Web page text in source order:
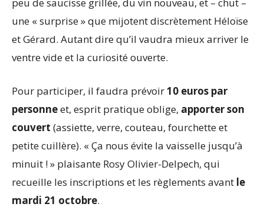
peu de saucisse grillée, du vin nouveau, et – chut –
une « surprise » que mijotent discrètement Héloïse
et Gérard. Autant dire qu’il vaudra mieux arriver le
ventre vide et la curiosité ouverte.
Pour participer, il faudra prévoir10 euros par
personneet, esprit pratique oblige, apporter son
couvert (assiette, verre, couteau, fourchette et
petite cuillère). « Ça nous évite la vaisselle jusqu’à
minuit ! » plaisante Rosy Olivier-Delpech, qui
recueille les inscriptions et les règlements avant le
mardi 21 octobre.